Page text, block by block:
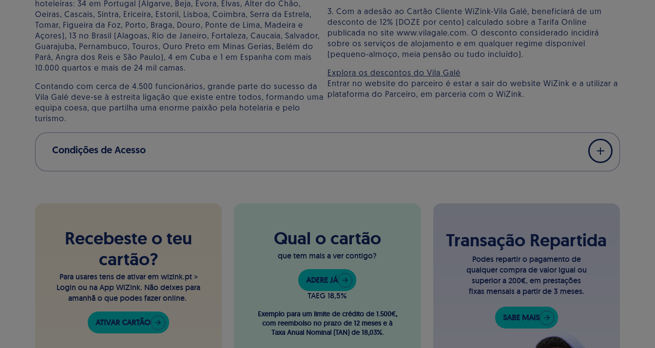
hoteleiras: 34 em Portugal (Algarve, Beja, Évora, Elvas, Alter do Chão,
Oeiras, Cascais, Sintra, Ericeira, Estoril, Lisboa, Coimbra, Serra da Estrela,
Tomar, Figueira da Foz, Porto, Braga, Douro, Ponte de Lima, Madeira e
Açores), 13 no Brasil (Alagoas, Rio de Janeiro, Fortaleza, Caucaia, Salvador,
Guarajuba, Pernambuco, Touros, Ouro Preto em Minas Gerias, Belém do
Pará, Angra dos Reis e São Paulo), 4 em Cuba e 1 em Espanha com mais
10.000 quartos e mais de 24 mil camas.
Contando com cerca de 4.500 funcionários, grande parte do sucesso da
Vila Galé deve-se à estreita ligação que existe entre todos, formando uma
equipa coesa, que partilha uma enorme paixão pela hotelaria e pelo
turismo.
3. Com a adesão ao Cartão Cliente WiZink-Vila Galé, beneficiará de um
desconto de 12% (DOZE por cento) calculado sobre a Tarifa Online
publicada no site www.vilagale.com. O desconto considerado incidirá
sobre os serviços de alojamento e em qualquer regime disponível
(pequeno-almoço, meia pensão ou tudo incluído).
Explora os descontos do Vila Galé
Entrar no website do parceiro é estar a sair do website WiZink e a utilizar a
plataforma do Parceiro, em parceria com o WiZink.
Condições de Acesso
Recebeste o teu
cartão?
Para usares tens de ativar em wizink.pt >
Login ou na App WiZink. Não deixes para
amanhã o que podes fazer online.
ATIVAR CARTÃO
Qual o cartão
que tem mais a ver contigo?
ADERE JÁ
TAEG 18,5%
Exemplo para um limite de crédito de 1.500€,
com reembolso no prazo de 12 meses e à
Taxa Anual Nominal (TAN) de 18,03%.
Transação Repartida
Podes repartir o pagamento de
qualquer compra de valor igual ou
superior a 200€, em prestações
fixas mensais a partir de 3 meses.
SABE MAIS